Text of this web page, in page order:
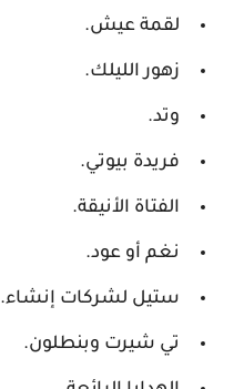
لقمة عيش.
زهور الليلك.
وتد.
فريدة بيوتي.
الفتاة الأنيقة.
نغم أو عود.
ستيل لشركات إنشاء.
تي شيرت وبنطلون.